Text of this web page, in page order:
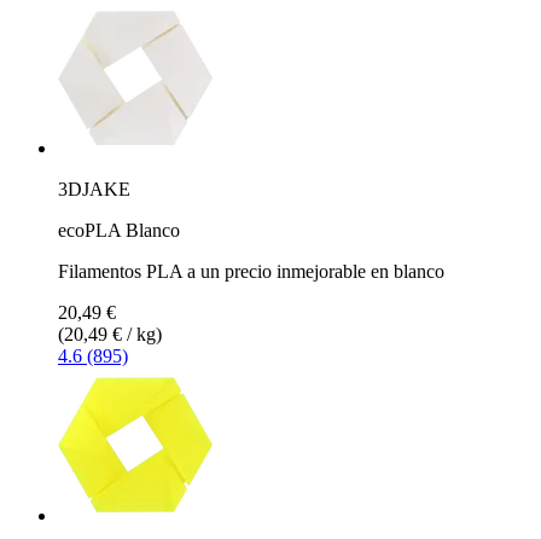
3DJAKE
ecoPLA Blanco
Filamentos PLA a un precio inmejorable en blanco
20,49 €
(20,49 € / kg)
4.6 (895)